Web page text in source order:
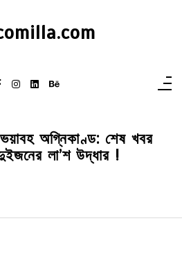
অগ্নিকাণ্ড: শেষ খবর
লা’শ উদ্ধার !